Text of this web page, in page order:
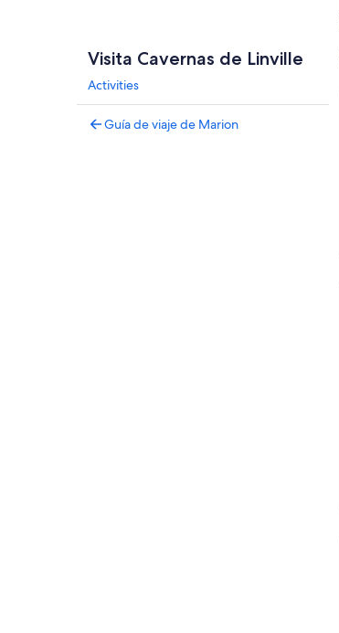
Visita Cavernas de Linville
Activities
Guía de viaje de Marion